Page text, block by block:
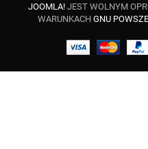
JOOMLA!JEST WOLNYM
WARUNKACH GNU